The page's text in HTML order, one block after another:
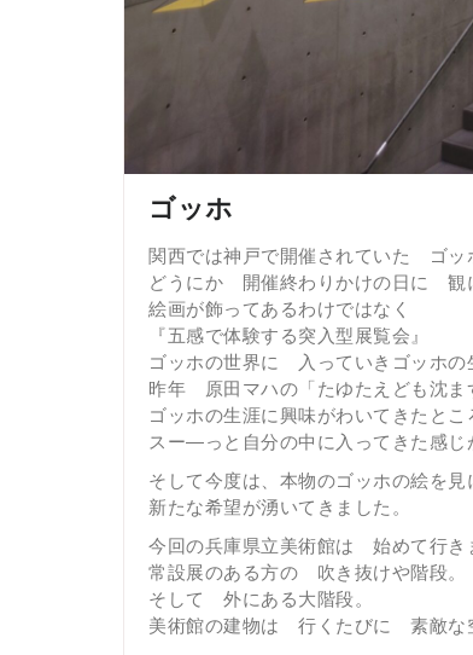
ゴッホ
関西では神戸で開催されていた ゴッ
どうにか 開催終わりかけの日に 観
絵画が飾ってあるわけではなく
『五感で体験する突入型展覧会』
ゴッホの世界に 入っていきゴッホの
昨年 原田マハの「たゆたえども沈ま
ゴッホの生涯に興味がわいてきたとこ
スー―っと自分の中に入ってきた感じ
そして今度は、本物のゴッホの絵を見
新たな希望が湧いてきました。
今回の兵庫県立美術館は 始めて行き
常設展のある方の 吹き抜けや階段。
そして 外にある大階段。
美術館の建物は 行くたびに 素敵な